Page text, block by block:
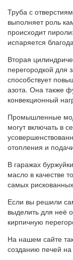
Труба с
выполняет роль
происходит
испаряется
Вторая
перегородкой для
способствует
азота. Она также
конвекционный
Промышленные
могут включать в
отопления и
В гаражах
масло в качестве
самых
Если вы решили
выделить для неё
кирпичную
На нашем сайте
созданию печей